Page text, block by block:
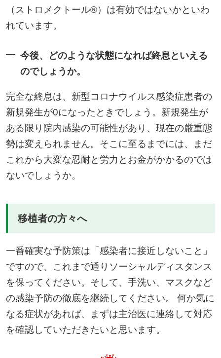
（ストロメクトール®）は有効ではないかといわ
れています。
今後、どのような状態になれば終息といえる
のでしょうか。
完全な終息は、新型コロナウイルス感染症患者の
新規発生が0になったときでしょう。新規発生が
ある限り院内感染の可能性があり、現在の厳重態
勢は変えられません。そこに至るまでには、まだ
これから大変な忍耐と労力とお金がかかるのでは
ないでしょうか。
移植者の方々へ
一番確実な予防策は「感染者に接近しないこと」
ですので、これまで通りソーシャルディスタンス
を保ってください。そして、手洗い、マスクなど
の感染予防の徹底を継続してください。 何か気に
なる症状があれば、まずは主治医に連絡して対応
を確認していただきたいと思います。